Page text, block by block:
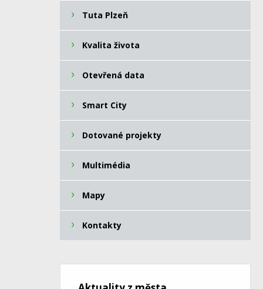
Tuta Plzeň
Kvalita života
Otevřená data
Smart City
Dotované projekty
Multimédia
Mapy
Kontakty